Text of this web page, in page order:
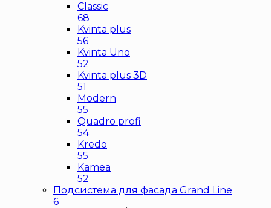
Classic
68
Kvinta plus
56
Kvinta Uno
52
Kvinta plus 3D
51
Modern
55
Quadro profi
54
Kredo
55
Kamea
52
Подсистема для фасада Grand Line
6